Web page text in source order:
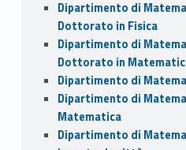
Dipartimento di
Dottorato in Fisica
Dipartimento di
Dottorato in
Dipartimento di
Dipartimento di
Matematica
Dipartimento di